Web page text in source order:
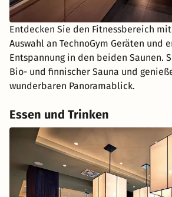
Entdecken Sie den Fitnessbereich
Auswahl an TechnoGym Geräten und
Entspannung in den beiden Saunen.
Bio- und finnischer Sauna und
wunderbaren Panoramablick.
Essen und Trinken